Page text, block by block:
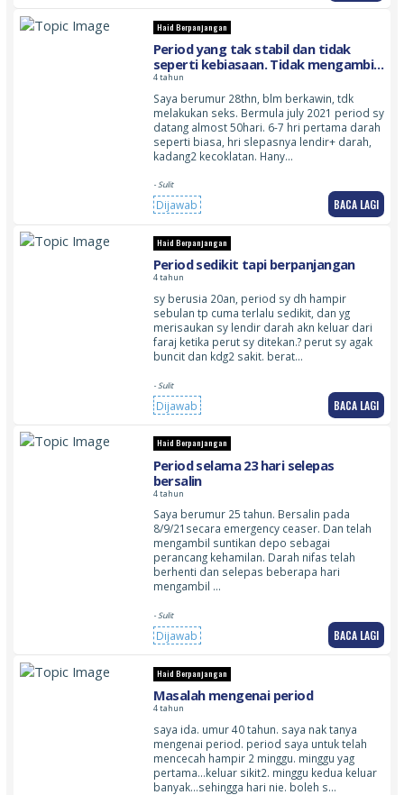
Haid Berpanjangan
Period yang tak stabil dan tidak
seperti kebiasaan. Tidak mengambil
apa2 ubat,
4 tahun
Saya berumur 28thn, blm berkawin, tdk
melakukan seks. Bermula july 2021 period sy
datang almost 50hari. 6-7 hri pertama darah
seperti biasa, hri slepasnya lendir+ darah,
kadang2 kecoklatan. Hany…
- Sulit
Dijawab BACA LAGI
Haid Berpanjangan
Period sedikit tapi berpanjangan
4 tahun
sy berusia 20an, period sy dh hampir
sebulan tp cuma terlalu sedikit, dan yg
merisaukan sy lendir darah akn keluar dari
faraj ketika perut sy ditekan.? perut sy agak
buncit dan kdg2 sakit. berat…
- Sulit
Dijawab BACA LAGI
Haid Berpanjangan
Period selama 23 hari selepas
bersalin
4 tahun
Saya berumur 25 tahun. Bersalin pada
8/9/21secara emergency ceaser. Dan telah
mengambil suntikan depo sebagai
perancang kehamilan. Darah nifas telah
berhenti dan selepas beberapa hari
mengambil …
- Sulit
Dijawab BACA LAGI
Haid Berpanjangan
Masalah mengenai period
4 tahun
saya ida. umur 40 tahun. saya nak tanya
mengenai period. period saya untuk telah
mencecah hampir 2 minggu. minggu yag
pertama…keluar sikit2. minggu kedua keluar
banyak…sehingga hari nie. boleh s…